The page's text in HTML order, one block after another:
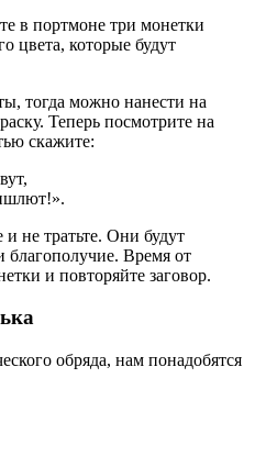
в портмоне три монетки
цвета, которые будут
тогда можно нанести на
Теперь посмотрите на
скажите:
не тратьте. Они будут
благополучие. Время от
и повторяйте заговор.
обряда, нам понадобятся